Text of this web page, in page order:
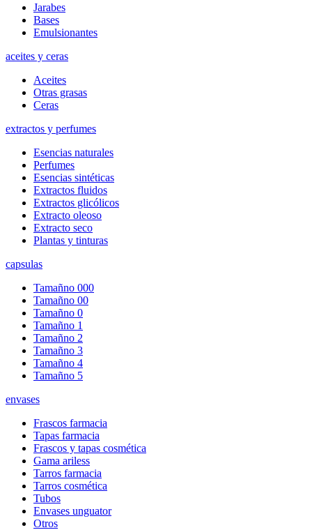
Jarabes
Bases
Emulsionantes
aceites y ceras
Aceites
Otras grasas
Ceras
extractos y perfumes
Esencias naturales
Perfumes
Esencias sintéticas
Extractos fluidos
Extractos glicólicos
Extracto oleoso
Extracto seco
Plantas y tinturas
capsulas
Tamañno 000
Tamañno 00
Tamañno 0
Tamañno 1
Tamañno 2
Tamañno 3
Tamañno 4
Tamañno 5
envases
Frascos farmacia
Tapas farmacia
Frascos y tapas cosmética
Gama ariless
Tarros farmacia
Tarros cosmética
Tubos
Envases unguator
Otros